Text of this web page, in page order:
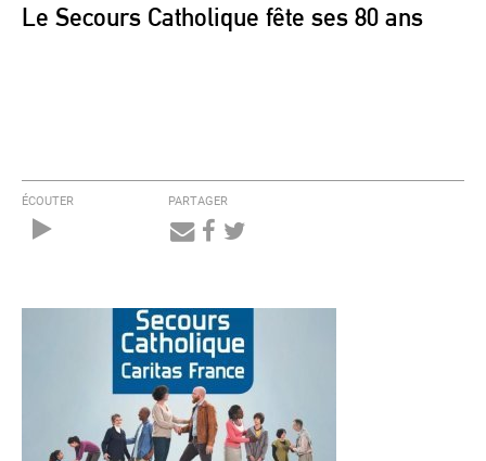
Le Secours Catholique fête ses 80 ans
ÉCOUTER PARTAGER